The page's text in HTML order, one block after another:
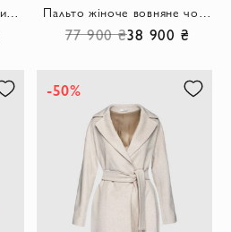
77 900 ₴38 900 ₴
-50%